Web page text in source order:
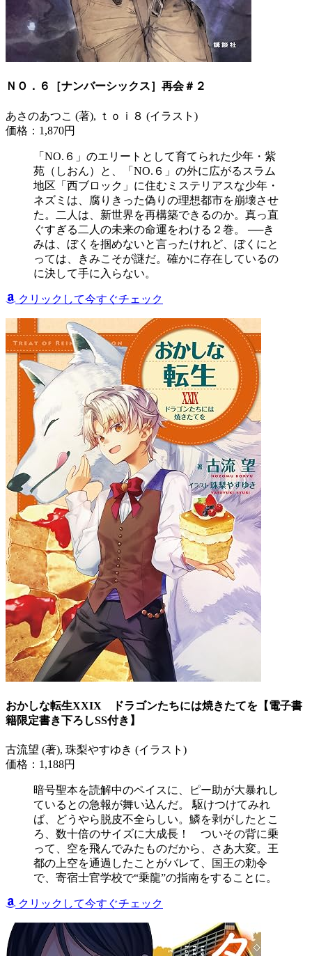
ＮＯ．６［ナンバーシックス］再会＃２
あさのあつこ (著), ｔｏｉ８ (イラスト)
価格：1,870円
「NO.６」のエリートとして育てられた少年・紫
苑（しおん）と、「NO.６」の外に広がるスラム
地区「西ブロック」に住むミステリアスな少年・
ネズミは、腐りきった偽りの理想都市を崩壊させ
た。二人は、新世界を再構築できるのか。真っ直
ぐすぎる二人の未来の命運をわける２巻。 ──き
みは、ぼくを掴めないと言ったけれど、ぼくにと
っては、きみこそが謎だ。確かに存在しているの
に決して手に入らない。
クリックして今すぐチェック
おかしな転生XXIX ドラゴンたちには焼きたてを【電子書
籍限定書き下ろしSS付き】
古流望 (著), 珠梨やすゆき (イラスト)
価格：1,188円
暗号聖本を読解中のペイスに、ピー助が大暴れし
ているとの急報が舞い込んだ。 駆けつけてみれ
ば、どうやら脱皮不全らしい。鱗を剥がしたとこ
ろ、数十倍のサイズに大成長！ ついその背に乗
って、空を飛んでみたものだから、さあ大変。王
都の上空を通過したことがバレて、国王の勅令
で、寄宿士官学校で“乗龍”の指南をすることに。
クリックして今すぐチェック